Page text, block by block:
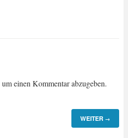
um einen Kommentar abzugeben.
WEITER →